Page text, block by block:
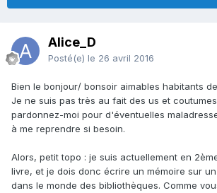
Alice_D
Posté(e) le 26 avril 2016
Bien le bonjour/ bonsoir aimables habitants
Je ne suis pas très au fait des us et
pardonnez-moi pour d'éventuelles
à me reprendre si besoin.
Alors, petit topo : je suis actuellement en
livre, et je dois donc écrire un mémoire sur
dans le monde des bibliothèques. Comme